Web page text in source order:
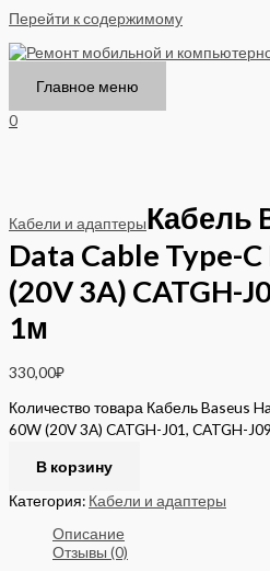
Перейти к содержимому
Главное меню
0
Кабели и адаптерыКабель
Data Cable Type-
(20V 3A) CATGH-
1м
330,00₽
Количество товара Кабель Baseus
60W (20V 3A) CATGH-J01, CATGH-
В корзину
Категория: Кабели и адаптеры
Описание
Отзывы (0)